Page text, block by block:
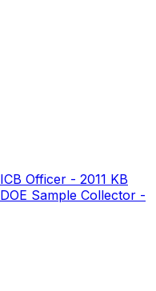
ICB Officer - 2011 KB
DOE Sample Collector -